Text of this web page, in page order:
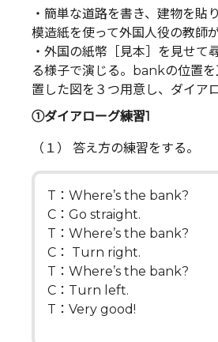
・簡単な道路を書き、建物を貼
模造紙を使って外国人役の教師
・外国の紙幣［見本］を見せて
る様子で演じる。bankの位置
置した図を３つ用意し、ダイア
①ダイアローグ練習1
（１） 答え方の練習をする。
T：Where’s the bank?
C：Go straight.
T：Where’s the bank?
C： Turn right.
T：Where’s the bank?
C：Turn left.
T：Very good!